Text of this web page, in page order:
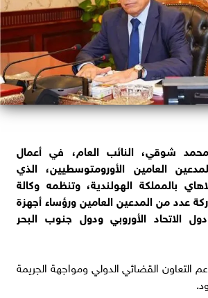
شوقي، النائب العام، في أعمال
العامين الأورومتوسطيين، الذي
بالمملكة الهولندية، وتنظمه وكالة
عدد من المدعين العامين ورؤساء أجهزة
الاتحاد الأوروبي ودول جنوب البحر
التعاون القضائي الدولي ومواجهة الجريمة